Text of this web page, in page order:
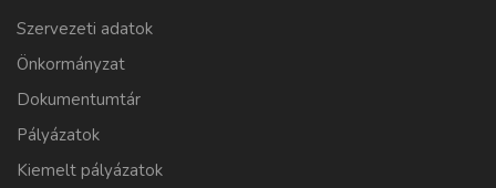
Szervezeti adatok
Önkormányzat
Dokumentumtár
Pályázatok
Kiemelt pályázatok